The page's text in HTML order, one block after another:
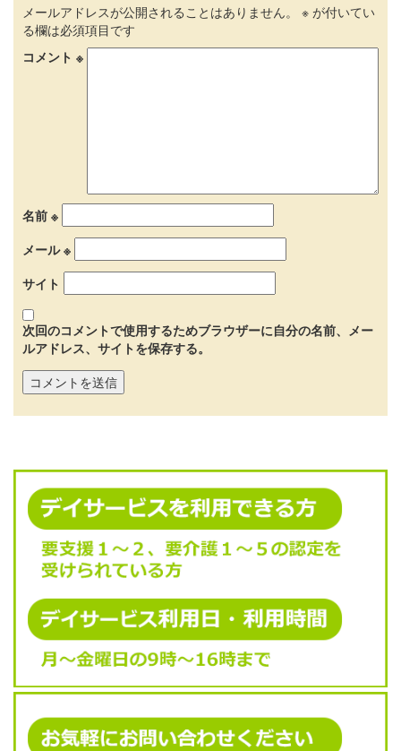
メールアドレスが公開されることはありません。 ※ が付いてい
る欄は必須項目です
コメント ※
名前 ※
メール※
サイト
次回のコメントで使用するためブラウザーに自分の名前、メー
ルアドレス、サイトを保存する。